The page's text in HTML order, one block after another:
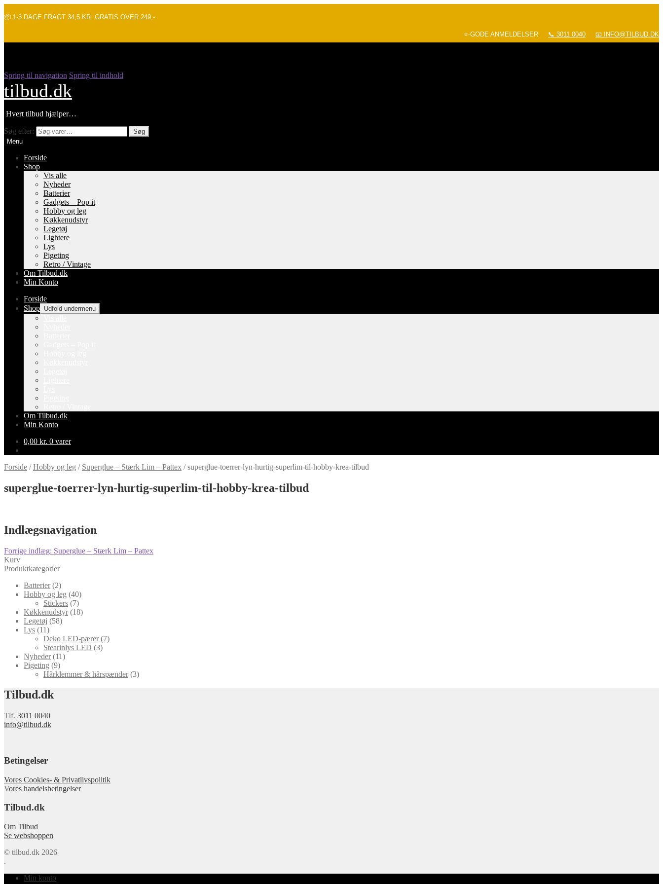
📦 1-3 DAGE FRAGT 34,5 KR. GRATIS OVER 249,-
⭐-GODE ANMELDELSER 📞 3011 0040 📧 INFO@TILBUD.DK
Spring til navigation Spring til indhold
tilbud.dk
Hvert tilbud hjælper…
Søg efter:
Søg
Menu
Forside
Shop
Vis alle
Nyheder
Batterier
Gadgets – Pop it
Hobby og leg
Køkkenudstyr
Legetøj
Lightere
Lys
Pigeting
Retro / Vintage
Om Tilbud.dk
Min Konto
Forside
Shop Udfold undermenu
Om Tilbud.dk
Min Konto
0,00 kr. 0 varer
Forside /Hobby og leg / Superglue – Stærk Lim – Pattex /superglue-toerrer-lyn-hurtig-superlim-til-hobby-krea-tilbud
superglue-toerrer-lyn-hurtig-superlim-til-hobby-krea-tilbud
Indlægsnavigation
Forrige indlæg: Superglue – Stærk Lim – Pattex
Kurv
Produktkategorier
Batterier (2)
Hobby og leg (40)
Stickers (7)
Køkkenudstyr (18)
Legetøj (58)
Lys (11)
Deko LED-pærer (7)
Stearinlys LED (3)
Nyheder (11)
Pigeting (9)
Hårklemmer & hårspænder (3)
Tilbud.dk
Tlf. 3011 0040
info@tilbud.dk
Betingelser
Vores Cookies- & Privatlivspolitik
Vores handelsbetingelser
Tilbud.dk
Om Tilbud
Se webshoppen
© tilbud.dk 2026
.
Min konto